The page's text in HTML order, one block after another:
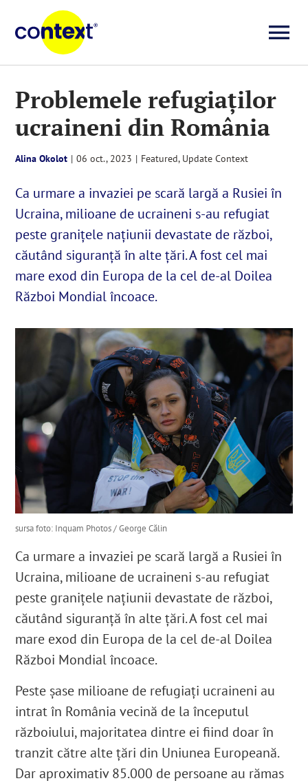
content
Știri
Seriale
Video
Despre noi
English
SUSȚINE
Cautare...
Problemele refugiaților
ucraineni din România
Alina Okolot | 06 oct., 2023 | Featured, Update Context
Ca urmare a invaziei pe scară largă a Rusiei în
Ucraina, milioane de ucraineni s-au refugiat
peste granițele națiunii devastate de război,
căutând siguranță în alte țări. A fost cel mai
mare exod din Europa de la cel de-al Doilea
Război Mondial încoace.
sursa foto: Inquam Photos / George Călin
Ca urmare a invaziei pe scară largă a Rusiei în
Ucraina, milioane de ucraineni s-au refugiat
peste granițele națiunii devastate de război,
căutând siguranță în alte țări. A fost cel mai
mare exod din Europa de la cel de-al Doilea
Război Mondial încoace.
Peste șase milioane de refugiați ucraineni au
intrat în România vecină de la începutul
războiului, majoritatea dintre ei fiind doar în
tranzit către alte țări din Uniunea Europeană.
Dar aproximativ 85.000 de persoane au rămas